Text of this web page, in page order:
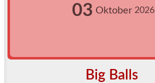
03 Oktober 2026
Big Balls